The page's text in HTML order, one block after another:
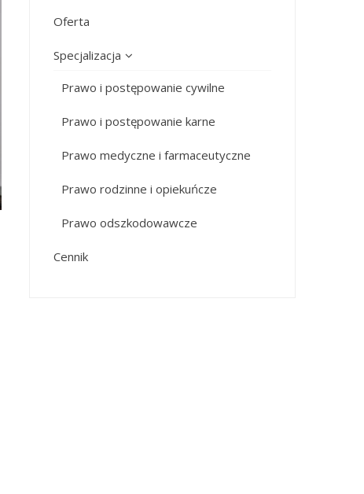
Oferta
Specjalizacja
Prawo i postępowanie cywilne
Prawo i postępowanie karne
Prawo medyczne i farmaceutyczne
Prawo rodzinne i opiekuńcze
Prawo odszkodowawcze
Cennik